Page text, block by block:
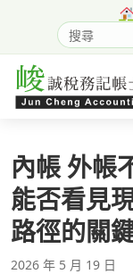
搜尋網站內
內帳 外帳
能否看見
路徑的關
2026 年 5 月 19 日